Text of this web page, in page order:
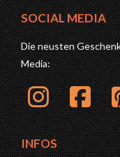
SOCIAL MEDIA
Die neusten
Media:
INFOS